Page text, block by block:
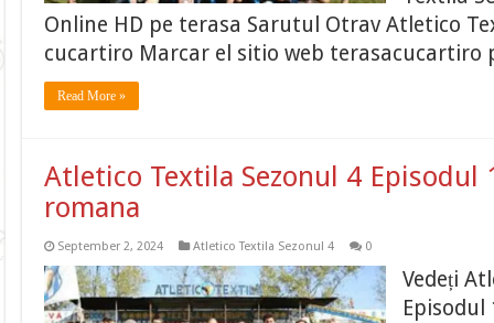
Online HD pe terasa Sarutul Otrav Atletico
cucartiro Marcar el sitio web terasacucartiro
Read More »
Atletico Textila Sezonul 4
romana
September 2, 2024 Atletico Textila Sezonul 4 0
Vedeți